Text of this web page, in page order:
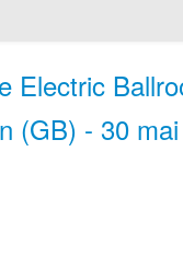
Electric
(GB) - 30